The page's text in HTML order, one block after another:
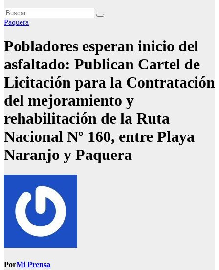
Paquera
Pobladores esperan inicio del
asfaltado: Publican Cartel de
Licitación para la Contratación
del mejoramiento y
rehabilitación de la Ruta
Nacional Nº 160, entre Playa
Naranjo y Paquera
PorMi Prensa